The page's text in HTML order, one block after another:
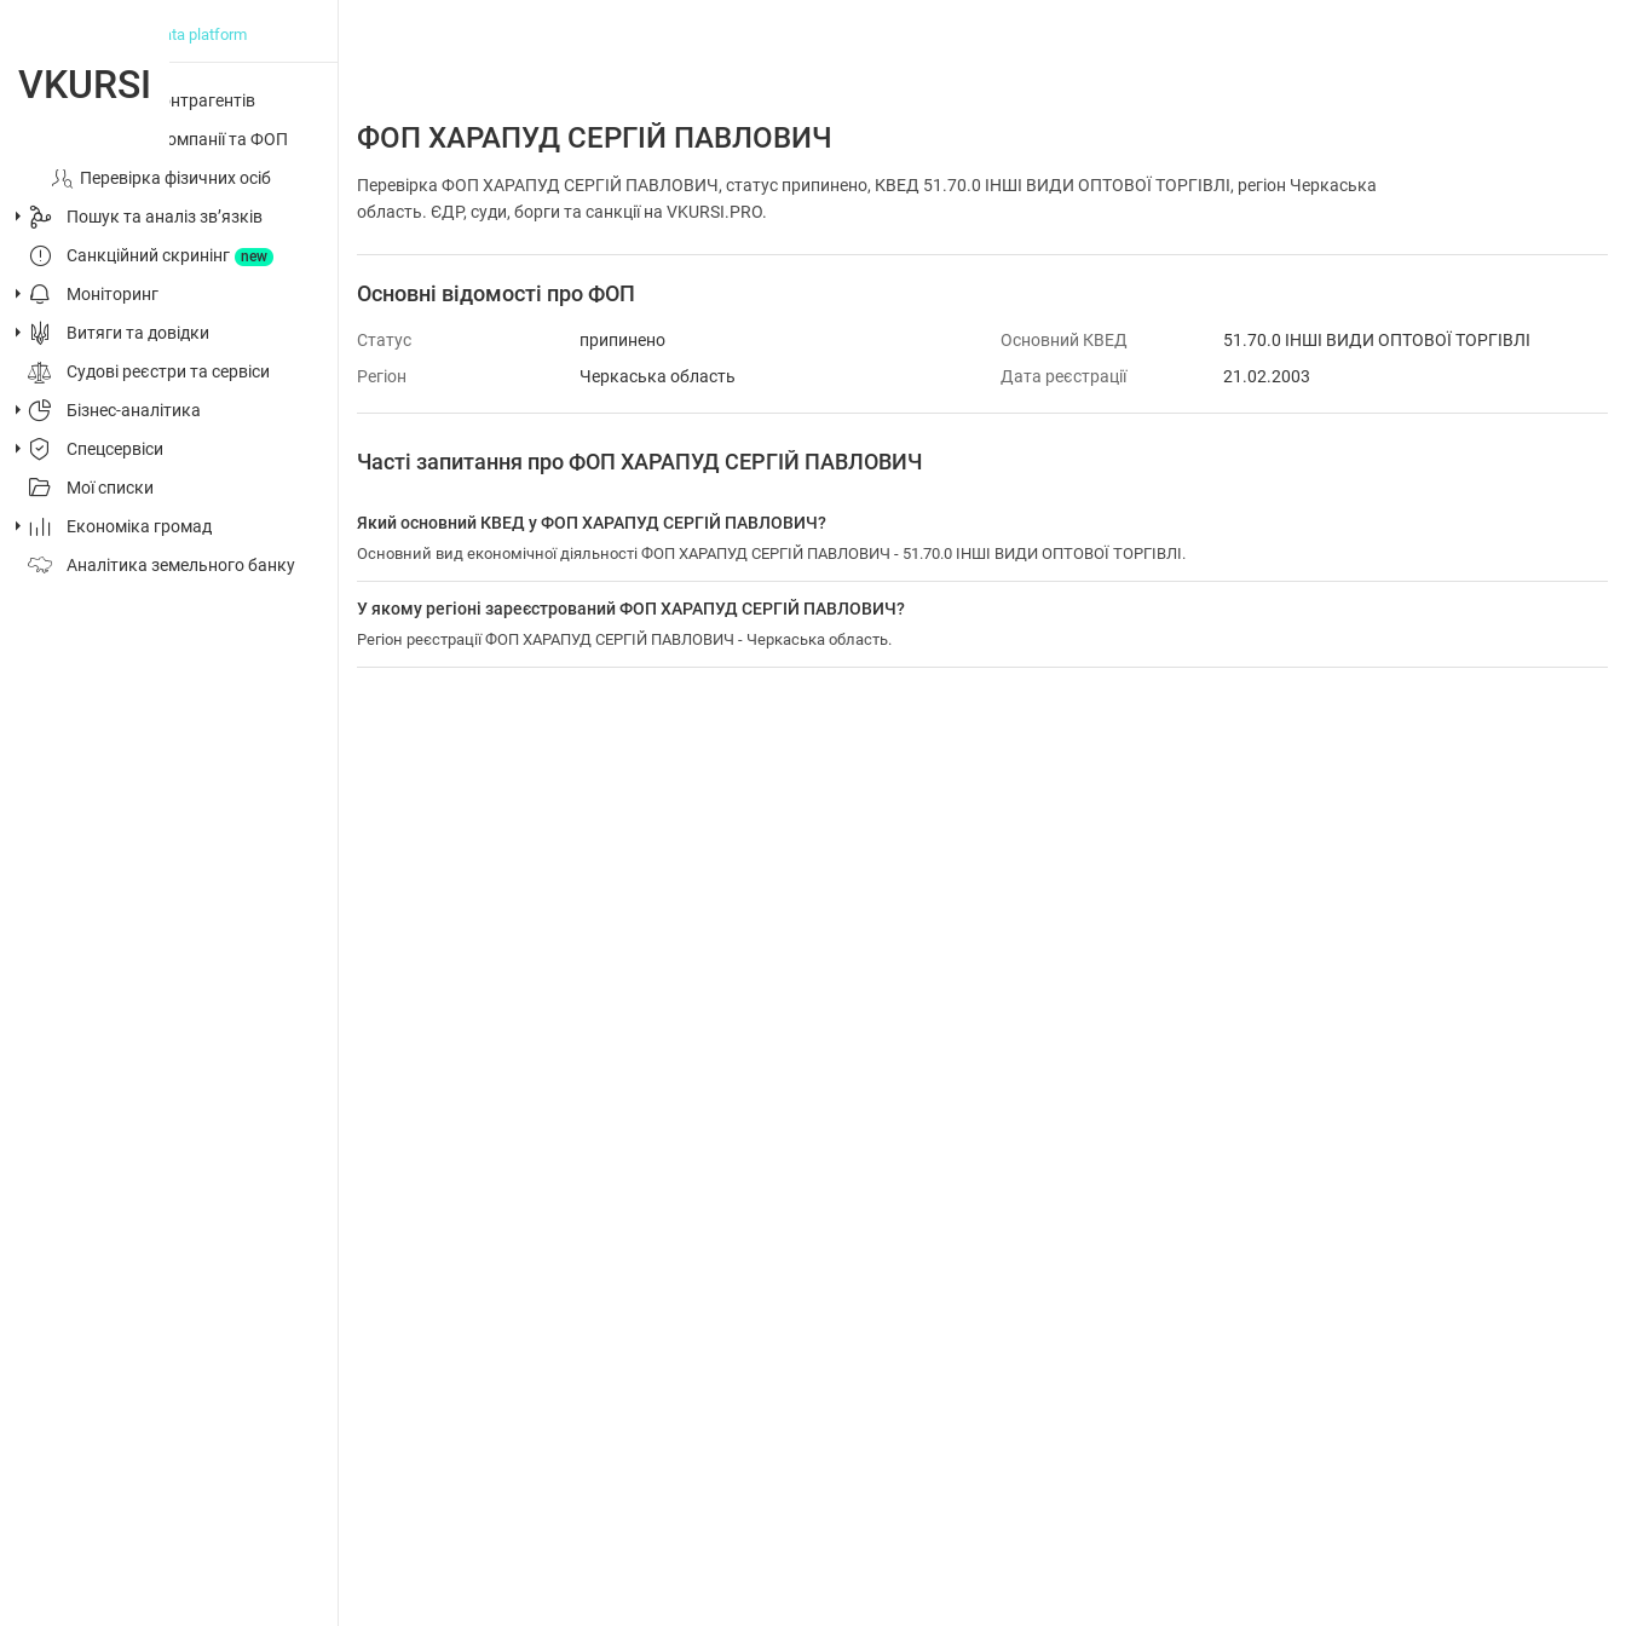
big data platform
Перевірка контрагентів
Досьє на компанії та ФОП
Перевірка фізичних осіб
Пошук та аналіз звʼязків
Санкційний скринінг
new
Моніторинг
Витяги та довідки
Судові реєстри та сервіси
Бізнес-аналітика
Спецсервіси
Мої списки
Економіка громад
Аналітика земельного банку
ФОП ХАРАПУД СЕРГІЙ ПАВЛОВИЧ
Перевірка ФОП ХАРАПУД СЕРГІЙ ПАВЛОВИЧ, статус припинено, КВЕД 51.70.0 ІНШІ ВИДИ ОПТОВОЇ ТОРГІВЛІ, регіон Черкаська
область. ЄДР, суди, борги та санкції на VKURSI.PRO.
Основні відомості про ФОП
Статус припинено Основний КВЕД
51.70.0 ІНШІ ВИДИ ОПТОВОЇ ТОРГІВЛІ
Регіон
Черкаська область Дата реєстрації 21.02.2003
Часті запитання про ФОП ХАРАПУД СЕРГІЙ ПАВЛОВИЧ
Який основний КВЕД у ФОП ХАРАПУД СЕРГІЙ ПАВЛОВИЧ?
Основний вид економічної діяльності ФОП ХАРАПУД СЕРГІЙ ПАВЛОВИЧ - 51.70.0 ІНШІ ВИДИ ОПТОВОЇ ТОРГІВЛІ.
У якому регіоні зареєстрований ФОП ХАРАПУД СЕРГІЙ ПАВЛОВИЧ?
Регіон реєстрації ФОП ХАРАПУД СЕРГІЙ ПАВЛОВИЧ - Черкаська область.
VKURSI